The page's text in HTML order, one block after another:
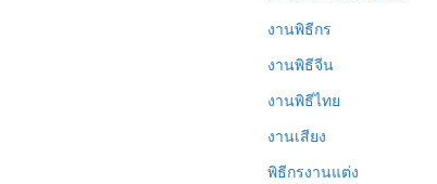
งานพิธีกร
งานพิธีจีน
งานพิธีไทย
งานเสียง
พิธีกรงานแต่ง